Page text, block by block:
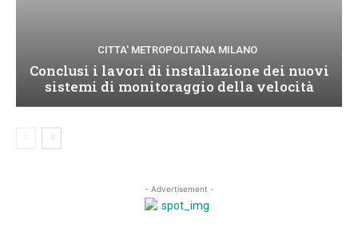
CITTA' METROPOLITANA MILANO
Conclusi i lavori di installazione dei nuovi
sistemi di monitoraggio della velocità
- Advertisement -